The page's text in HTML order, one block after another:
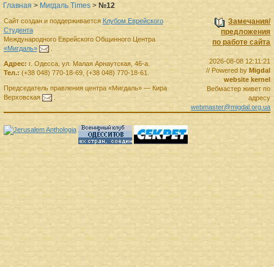
Главная > Мигдаль Times > №12
Замечания/
предложения
по работе сайта
2026-08-08 12:11:21
// Powered by Migdal
website kernel
Вебмастер живет по
адресу
webmaster@migdal.org.ua
Сайт создан и поддерживается Клубом Еврейского
Студента
Международного Еврейского Общинного Центра
«Мигдаль»
Адрес: г. Одесса, ул. Малая Арнаутская, 46-а.
Тел.: (+38 048) 770-18-69, (+38 048) 770-18-61
Председатель правленияцентра «Мигдаль»— Кира
Верховская